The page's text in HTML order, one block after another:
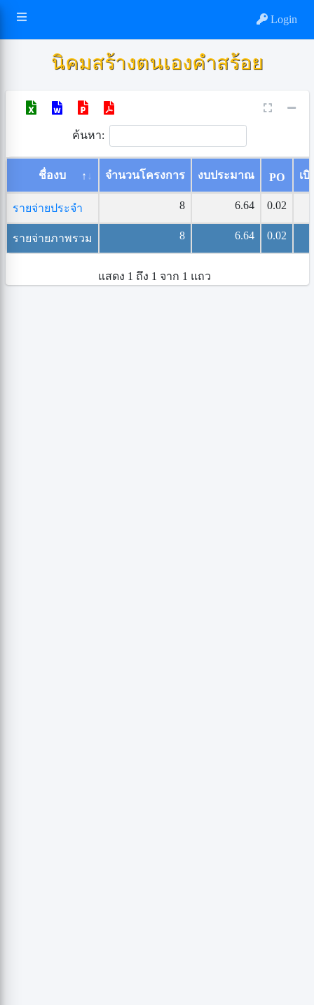
Login
นิคมสร้างตนเองคำสร้อย
ค้นหา:
ชื่องบ จำนวนโครงการ งบประมาณ PO เบิ
รายจ่ายประจำ 8 6.64 0.02
รายจ่ายภาพรวม 8 6.64 0.02
แสดง 1 ถึง 1 จาก 1 แถว